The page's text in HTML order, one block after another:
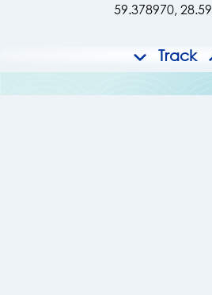
59.378970,
Track